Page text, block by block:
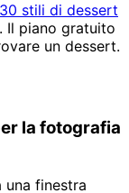
stili di dessert
. Il piano gratuito
un dessert.
la fotografia
una finestra